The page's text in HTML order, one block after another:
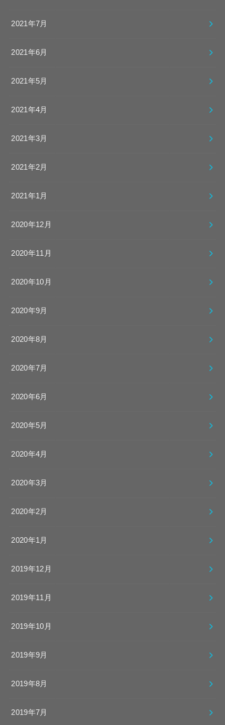
2021年7月
2021年6月
2021年5月
2021年4月
2021年3月
2021年2月
2021年1月
2020年12月
2020年11月
2020年10月
2020年9月
2020年8月
2020年7月
2020年6月
2020年5月
2020年4月
2020年3月
2020年2月
2020年1月
2019年12月
2019年11月
2019年10月
2019年9月
2019年8月
2019年7月